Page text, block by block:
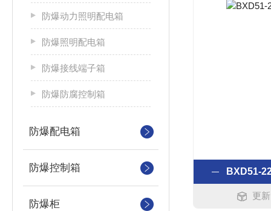
防爆动力照明配电箱
防爆照明配电箱
防爆接线端子箱
防爆防腐控制箱
防爆配电箱
防爆控制箱
防爆柜
BXD51-
更